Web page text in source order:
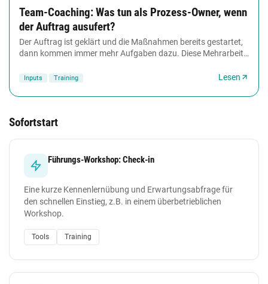
Team-Coaching: Was tun als Prozess-Owner, wenn
der Auftrag ausufert?
Der Auftrag ist geklärt und die Maßnahmen bereits gestartet,
dann kommen immer mehr Aufgaben dazu. Diese Mehrarbeit
Inputs Training Lesen
Sofortstart
Führungs-Workshop: Check-in
Eine kurze Kennenlernübung und Erwartungsabfrage für
den schnellen Einstieg, z.B. in einem überbetrieblichen
Workshop.
Tools Training